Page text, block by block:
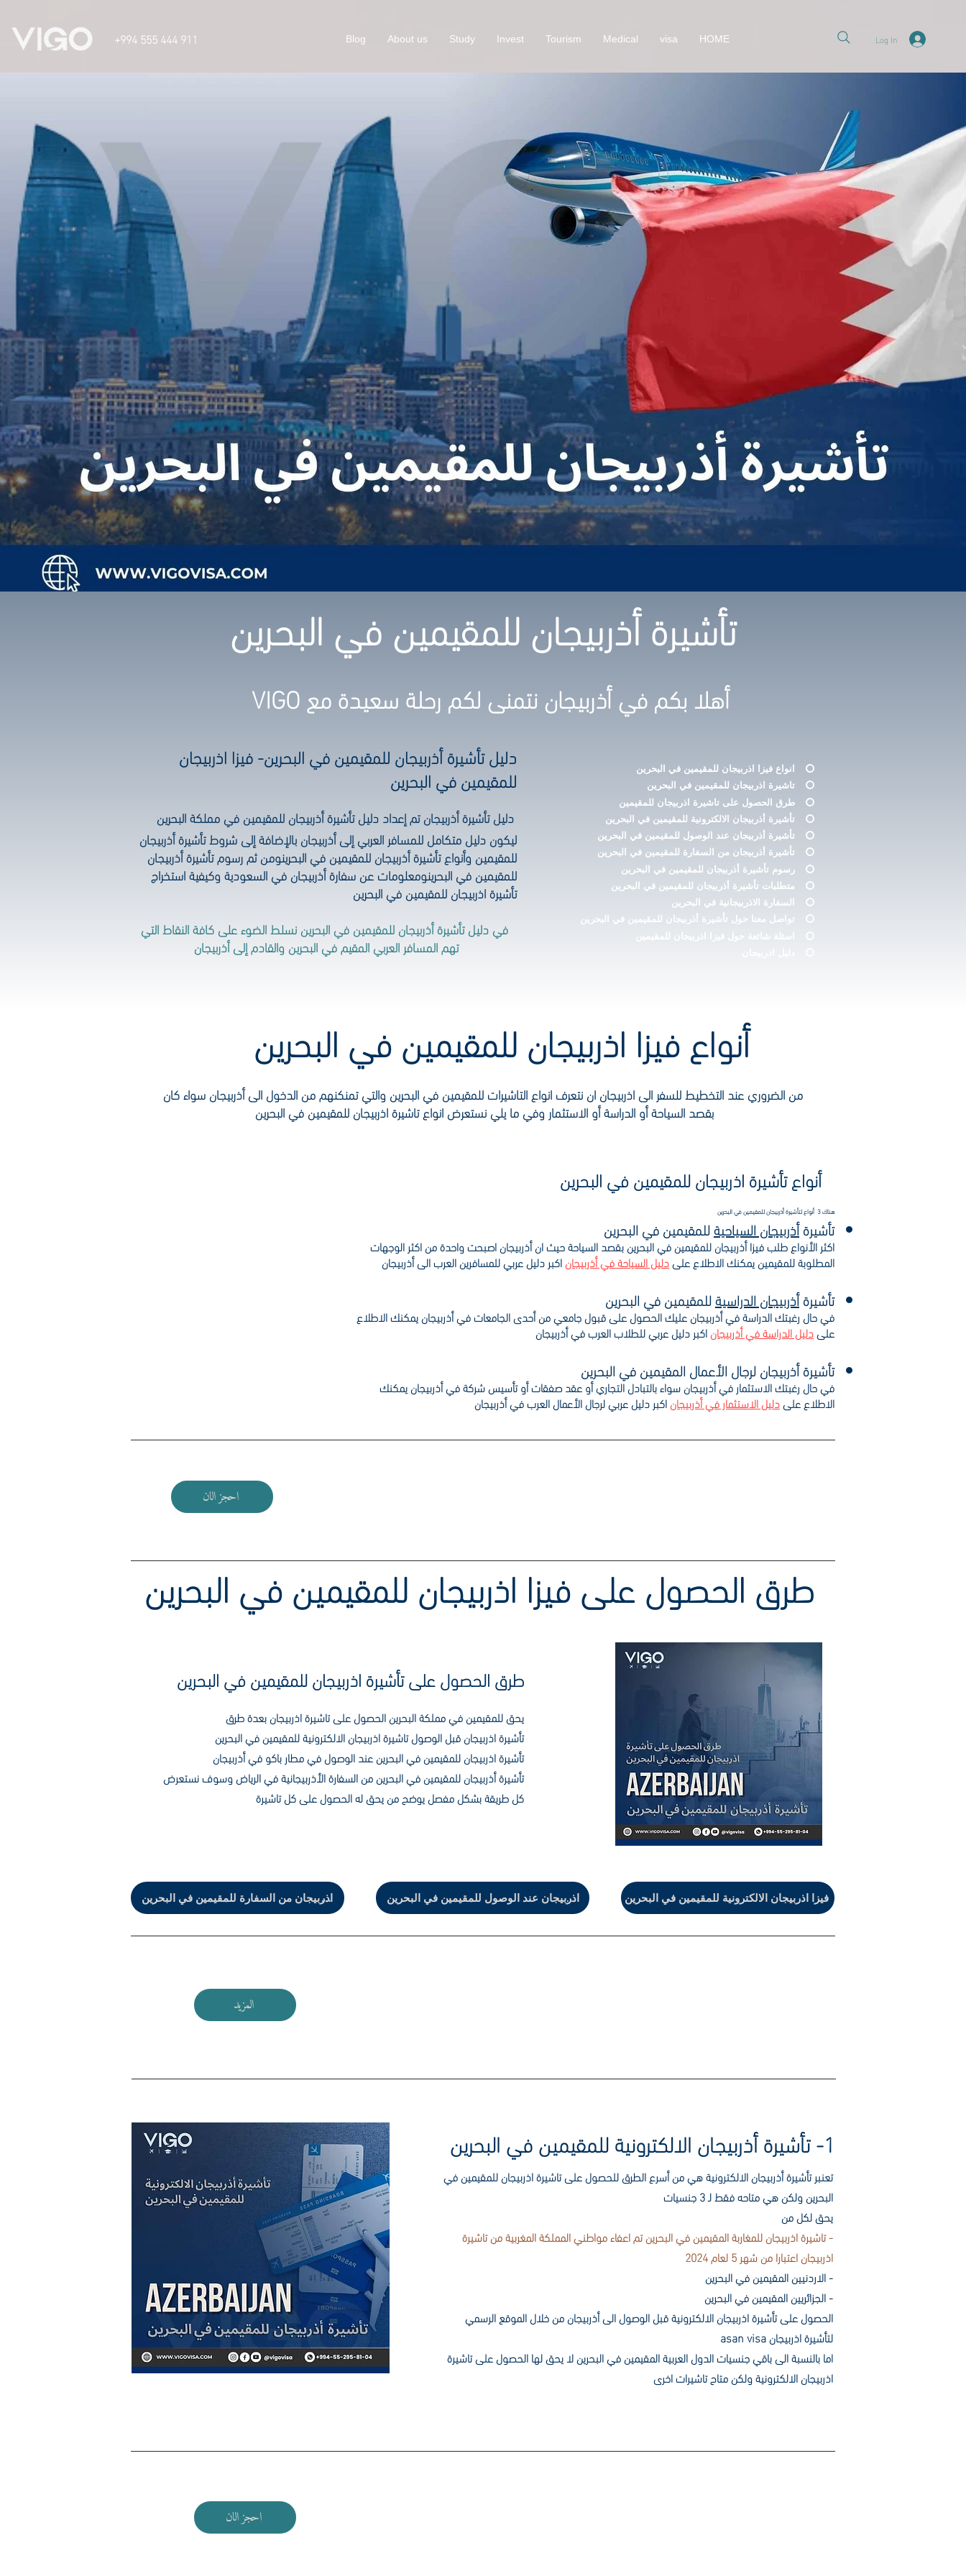
+994 555 444 911 HOME
visa
Medical
Tourism
Invest
Study
About us
Blog Log In
تأشيرة أذربيجان للمقيمين في البحرين
أهلا بكم في أذربيجان نتمنى لكم رحلة سعيدة مع VIGO
دليل تأشيرة أذربيجان للمقيمين في البحرين- فيزا اذربيجان
للمقيمين في البحرين
دليل تأشيرة أذربيجان تم إعداد دليل تأشيرة أذربيجان للمقيمين في مملكة البحرين
ليكون دليل متكامل للمسافر العربي إلى أذربيجان بالإضافة إلى شروط تأشيرة أذربيجان
للمقيمين وأنواع تأشيرة أذربيجان للمقيمين في البحرينومن ثم رسوم تأشيرة أذربيجان
للمقيمين في البحرينومعلومات عن سفارة أذربيجان في السعودية وكيفية استخراج
تأشيرة اذربيجان للمقيمين في البحرين
في دليل تأشيرة أذربيجان للمقيمين في البحرين نسلط الضوء على كافة النقاط التي
تهم المسافر العربي المقيم في البحرين والقادم إلى أذربيجان
انواع فيزا اذربيجان للمقيمين في البحرين
تاشيرة اذربيجان للمقيمين في البحرين
طرق الحصول على تاشيرة اذربيجان للمقيمين
تأشيرة أذربيجان الالكترونية للمقيمين في البحرين
تأشيرة أذربيجان عند الوصول للمقيمين في البحرين
تأشيرة أذربيجان من السفارة للمقيمين في البحرين
رسوم تأشيرة أذربيجان للمقيمين في البحرين
متطلبات تأشيرة أذربيجان للمقيمين في البحرين
السفارة الاذربيجانية في البحرين
تواصل معنا حول تأشيرة أذربيجان للمقيمين في البحرين
اسئلة شائعة حول فيزا اذربيجان للمقيمين
أنواع فيزا اذربيجان للمقيمين في البحرين
من الضروري عند التخطيط للسفر الى اذربيجان ان نتعرف انواع التاشيرات للمقيمين في البحرين والتي تمنكنهم من الدخول الى أذربيجان سواء كان
بقصد السياحة أو الدراسة أو الاستثمار وفي ما يلي نستعرض انواع تاشيرة اذربيجان للمقيمين في البحرين
أنواع تأشيرة اذربيجان للمقيمين في البحرين
هناك 3 أنواع لتأشيرة أذربيجان للمقيمين في البحرين
تأشيرةأذربيجان السياحيةللمقيمين في البحرين
اكثر الأنواع طلب فيزا أذربيجان للمقيمين في البحرين بقصد السياحة حيث ان أذربيجان اصبحت واحدة من اكثر الوجهات
المطلوبة للمقيمين يمكنك الاطلاع علىدليل السياحة في أذربيجاناكبر دليل عربي للمسافرين العرب الى أذربيجان
تأشيرةأذربيجان الدراسيةللمقيمين في البحرين
في حال رغبتك الدراسة في أذربيجان عليك الحصول على قبول جامعي من أحدى الجامعات في أذربيجان يمكنك الاطلاع
علىدليل الدراسة في أذربيجاناكبر دليل عربي للطلاب العرب في أذربيجان
تأشيرة أذربيجان لرجال الأعمال المقيمين في البحرين
في حال رغبتك الاستثمار في أذربيجان سواء بالتبادل التجاري أو عقد صفقات أو تأسيس شركة في أذربيجان يمكنك
الاطلاع علىدليل الاستثمار في أذربيجاناكبر دليل عربي لرجال الأعمال العرب في أذربيجان
احجز الان
طرق الحصول على تأشيرة اذربيجان للمقيمين في البحرين
يحق للمقيمين في مملكة البحرين الحصول على تاشيرة اذربيجان بعدة طرق
تأشيرة اذربيجان قبل الوصول تاشيرة اذربيجان الالكترونية للمقيمين في البحرين
تأشيرة اذربيجان للمقيمين في البحرين عند الوصول في مطار باكو في أذربيجان
تأشيرة أذربيجان للمقيمين في البحرين من السفارة الأذربيجانية في الرياض وسوف نستعرض
كل طريقة بشكل مفصل يوضح من يحق له الحصول على كل تاشيرة
فيزا اذربيجان من السفارة للمقيمين في البحرين فيزا اذربيجان عند الوصول للمقيمين في البحرين فيزا اذربيجان الالكترونية للمقيمين في البحرين
المزيد
1- تأشيرة أذربيجان الالكترونية للمقيمين في البحرين
تعنبر تأشيرة أذربيجان الالكترونية هي من أسرع الطرق للحصول على تاشيرة اذربيجان للمقيمين في
البحرين ولكن هي متاحه فقط لـ 3 جنسيات
يحق لكل من
- تاشيرة اذربيجان للمغاربة المقيمين في البحرين تم اعفاء مواطني المملكة المغربية من تاشيرة
اذربيجان اعتبارا من شهر 5 لعام 2024
- الاردنيين المقيمين في البحرين
- الجزائريين المقيمين في البحرين
الحصول على تأشيرة اذربيجان الالكترونية قبل الوصول الى أذربيجان من خلال الموقع الرسمي
لتأشيرة اذربيجان asan visa
اما بالنسبة الى باقي جنسيات الدول العربية المقيمين في البحرين لا يحق لها الحصول على تاشيرة
اذربيجان الالكترونية ولكن متاح تاشيرات اخرى
احجز الان